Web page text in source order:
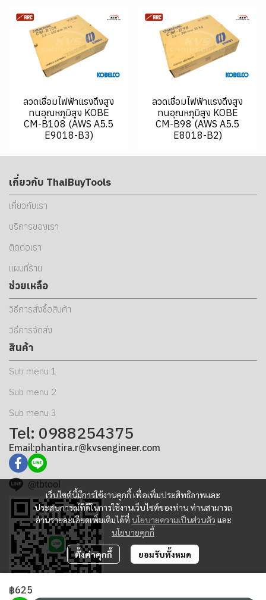
ลวดเชื่อมไฟฟ้าแรงดึงสูง
ทนอุณหภูมิสูง KOBE
CM-B108 (AWS A5.5
E9018-B3)
ลวดเชื่อมไฟฟ้าแรงดึงสูง
ทนอุณหภูมิสูง KOBE
CM-B98 (AWS A5.5
E8018-B2)
฿625
เว็บไซต์นี้มีการใช้งานคุกกี้ เพื่อเพิ่มประสิทธิภาพและ
ประสบการณ์ที่ดีในการใช้งานเว็บไซต์ของท่าน ท่านสามารถ
อ่านรายละเอียดเพิ่มเติมได้ที่ นโยบายความเป็นส่วนตัว และ
นโยบายคุกกี้
ตั้งค่าคุกกี้ ยอมรับทั้งหมด
เกี่ยวกับ ThaiBuyTools
เกี่ยวกับเรา
บริการของเรา
ติดต่อเรา
แผนที่ร้าน
ช่วยเหลือ
วิธีการสั่งซื้อสินค้า
วิธีการจัดส่ง
สินค้า
Sub menu 1
Sub menu 2
Sub menu 3
Tel: 0988254375
Email:phantira.r@kvsengineer.com
@tbtool